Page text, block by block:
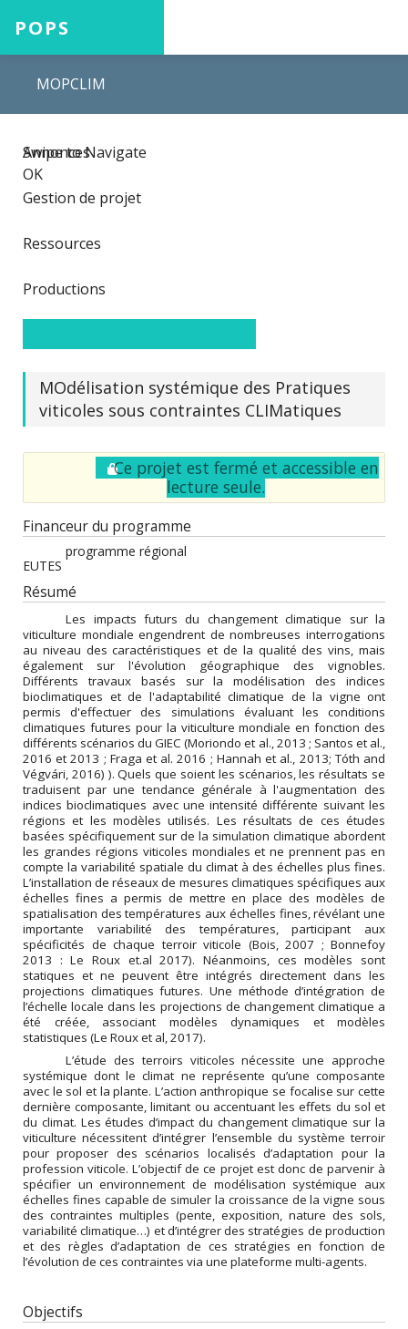
POPS
Accueil
Projets
Aide
Connexion
MOPCLIM
Swipe to Navigate
OK
Annonces
Gestion de projet
Ressources
Productions
MOdélisation systémique des Pratiques
viticoles sous contraintes CLIMatiques
Ce projet est fermé et accessible en
lecture seule.
Financeur du programme
programme régional
EUTES
Résumé
Les impacts futurs du changement climatique sur la
viticulture mondiale engendrent de nombreuses interrogations
au niveau des caractéristiques et de la qualité des vins, mais
également sur l'évolution géographique des vignobles.
Différents travaux basés sur la modélisation des indices
bioclimatiques et de l'adaptabilité climatique de la vigne ont
permis d'effectuer des simulations évaluant les conditions
climatiques futures pour la viticulture mondiale en fonction des
différents scénarios du GIEC (Moriondo et al., 2013 ; Santos et al.,
2016 et 2013 ; Fraga et al. 2016 ; Hannah et al., 2013; Tóth and
Végvári, 2016) ). Quels que soient les scénarios, les résultats se
traduisent par une tendance générale à l'augmentation des
indices bioclimatiques avec une intensité différente suivant les
régions et les modèles utilisés. Les résultats de ces études
basées spécifiquement sur de la simulation climatique abordent
les grandes régions viticoles mondiales et ne prennent pas en
compte la variabilité spatiale du climat à des échelles plus fines.
L’installation de réseaux de mesures climatiques spécifiques aux
échelles fines a permis de mettre en place des modèles de
spatialisation des températures aux échelles fines, révélant une
importante variabilité des températures, participant aux
spécificités de chaque terroir viticole (Bois, 2007 ; Bonnefoy
2013 : Le Roux et.al 2017). Néanmoins, ces modèles sont
statiques et ne peuvent être intégrés directement dans les
projections climatiques futures. Une méthode d’intégration de
l’échelle locale dans les projections de changement climatique a
été créée, associant modèles dynamiques et modèles
statistiques (Le Roux et al, 2017).
L’étude des terroirs viticoles nécessite une approche
systémique dont le climat ne représente qu’une composante
avec le sol et la plante. L’action anthropique se focalise sur cette
dernière composante, limitant ou accentuant les effets du sol et
du climat. Les études d’impact du changement climatique sur la
viticulture nécessitent d’intégrer l’ensemble du système terroir
pour proposer des scénarios localisés d’adaptation pour la
profession viticole. L’objectif de ce projet est donc de parvenir à
spécifier un environnement de modélisation systémique aux
échelles fines capable de simuler la croissance de la vigne sous
des contraintes multiples (pente, exposition, nature des sols,
variabilité climatique…) et d’intégrer des stratégies de production
et des règles d’adaptation de ces stratégies en fonction de
l’évolution de ces contraintes via une plateforme multi-agents.
Objectifs